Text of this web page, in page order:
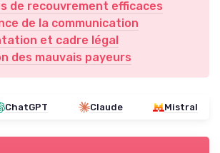
de recouvrement efficaces
de la communication
et cadre légal
des mauvais payeurs
ChatGPT Claude Mistral